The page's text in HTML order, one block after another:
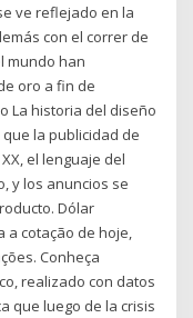
ve reflejado en la
con el correr de
mundo han
oro a fin de
La historia del diseño
la publicidad de
el lenguaje del
y los anuncios se
Dólar
a cotação de hoje,
Conheça
realizado con datos
que luego de la crisis